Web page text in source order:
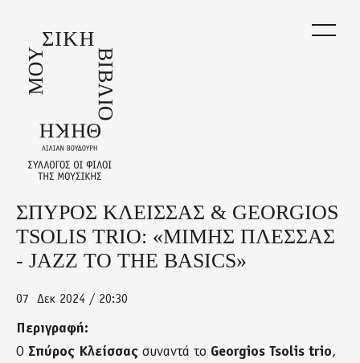
main
content
Back
to
top
ΣΠΥΡΟΣ ΚΛΕΙΣΣΑΣ & GEORGIOS
TSOLIS TRIO: «ΜΙΜΗΣ ΠΛΕΣΣΑΣ
- JAZZ TO THE BASICS»
07 Δεκ 2024 / 20:30
Περιγραφή:
Ο Σπύρος Κλείσσας συναντά το Georgios Tsolis trio,